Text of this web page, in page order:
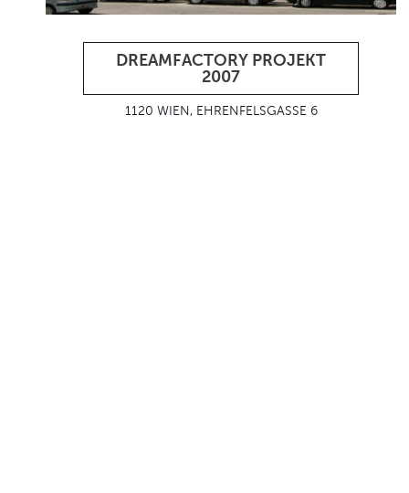
DREAMFACTORY PROJEKT
2007
1120 WIEN, EHRENFELSGASSE 6